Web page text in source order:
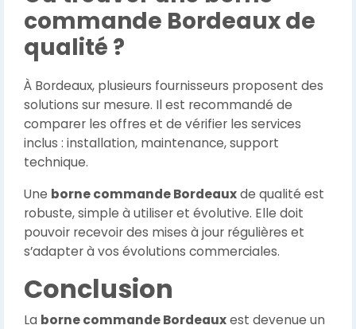
commande Bordeaux de
qualité ?
À Bordeaux, plusieurs fournisseurs proposent des
solutions sur mesure. Il est recommandé de
comparer les offres et de vérifier les services
inclus : installation, maintenance, support
technique.
Une borne commande Bordeauxde qualité est
robuste, simple à utiliser et évolutive. Elle doit
pouvoir recevoir des mises à jour régulières et
s’adapter à vos évolutions commerciales.
Conclusion
La borne commande Bordeauxest devenue un